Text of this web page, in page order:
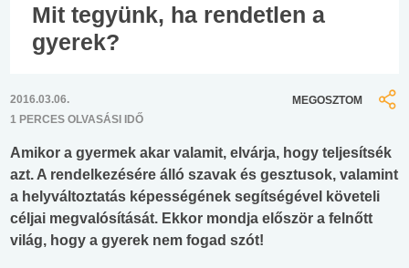
Mit tegyünk, ha rendetlen a
gyerek?
2016.03.06.
1 PERCES OLVASÁSI IDŐ
MEGOSZTOM
Amikor a gyermek akar valamit, elvárja, hogy teljesítsék
azt. A rendelkezésére álló szavak és gesztusok, valamint
a helyváltoztatás képességének segítségével követeli
céljai megvalósítását. Ekkor mondja először a felnőtt
világ, hogy a gyerek nem fogad szót!